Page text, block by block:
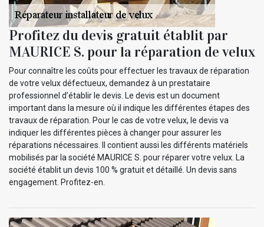
Profitez du devis gratuit établit par
MAURICE S. pour la réparation de velux
Pour connaître les coûts pour effectuer les travaux de réparation
de votre velux défectueux, demandez à un prestataire
professionnel d’établir le devis. Le devis est un document
important dans la mesure où il indique les différentes étapes des
travaux de réparation. Pour le cas de votre velux, le devis va
indiquer les différentes pièces à changer pour assurer les
réparations nécessaires. Il contient aussi les différents matériels
mobilisés par la société MAURICE S. pour réparer votre velux. La
société établit un devis 100 % gratuit et détaillé. Un devis sans
engagement. Profitez-en.